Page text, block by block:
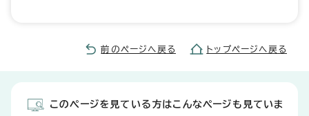
前のページへ戻る トップページへ戻る
このページを見ている方はこんなページも見ていま